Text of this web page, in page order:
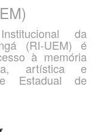
da
(RI-UEM) é
à memória
artística e
Estadual de